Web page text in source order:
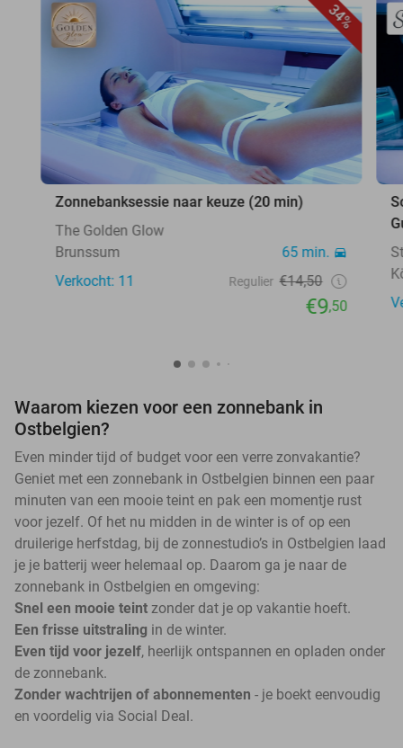
34%
Zonnebanksessie naar keuze (20 min)
The Golden Glow
Brunssum
65 min.
Verkocht: 11
Regulier €14,50
€9,50
Waarom kiezen voor een zonnebank in
Ostbelgien?
Even minder tijd of budget voor een verre zonvakantie?
Geniet met een zonnebank in Ostbelgien binnen een paar
minuten van een mooie teint en pak een momentje rust
voor jezelf. Of het nu midden in de winter is of op een
druilerige herfstdag, bij de zonnestudio’s in Ostbelgien laad
je je batterij weer helemaal op. Daarom ga je naar de
zonnebank in Ostbelgien en omgeving:
Snel een mooie teint zonder dat je op vakantie hoeft.
Een frisse uitstraling in de winter.
Even tijd voor jezelf, heerlijk ontspannen en opladen onder
de zonnebank.
Zonder wachtrijen of abonnementen - je boekt eenvoudig
en voordelig via Social Deal.